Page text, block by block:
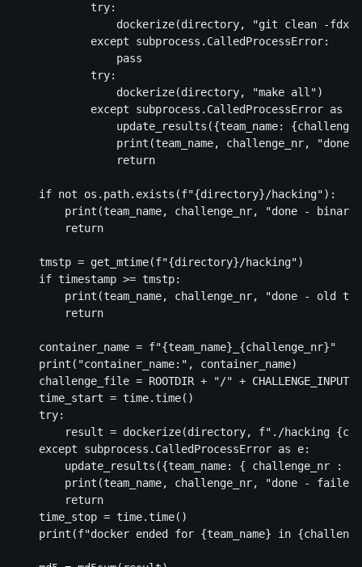
            try:
                dockerize(directory, "git clean -fdx")
            except subprocess.CalledProcessError:
                pass
            try:
                dockerize(directory, "make all")
            except subprocess.CalledProcessError as e:
update_results({team_name:
print(team_name, challenge_nr, "done
                return
    if not os.path.exists(f"{directory}/hacking"):
print(team_name, challenge_nr, "done - binary
        return
    tmstp = get_mtime(f"{directory}/hacking")
    if timestamp >= tmstp:
print(team_name, challenge_nr, "done - old
        return
    container_name = f"{team_name}_{challenge_nr}"
    print("container_name:", container_name)
challenge_file = ROOTDIR + "/" +
    time_start = time.time()
    try:
result = dockerize(directory, f"./hacking
    except subprocess.CalledProcessError as e:
update_results({team_name: { challenge_nr :
print(team_name, challenge_nr, "done - failed
        return
    time_stop = time.time()
print(f"docker ended for {team_name} in